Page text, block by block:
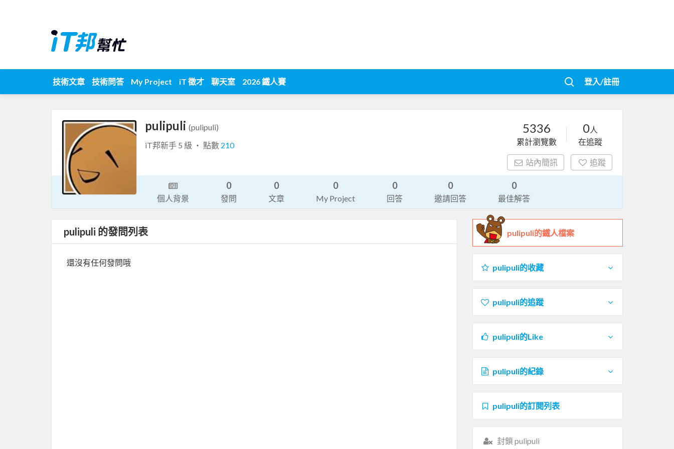
技術文章 技術問答 My Project iT 徵才 聊天室 2026 鐵人賽 登入/註冊
pulipuli (pulipuli)
iT邦新手 5 級 ‧ 點數 210
5336
累計瀏覽數
0人
在追蹤
站內簡訊 追蹤
個人背景
0
發問
0
文章
0
My Project
0
回答
0
邀請回答
0
最佳解答
pulipuli 的發問列表
還沒有任何發問哦
pulipuli的鐵人檔案
pulipuli的收藏
pulipuli的追蹤
pulipuli的Like
pulipuli的紀錄
pulipuli的訂閱列表
封鎖 pulipuli